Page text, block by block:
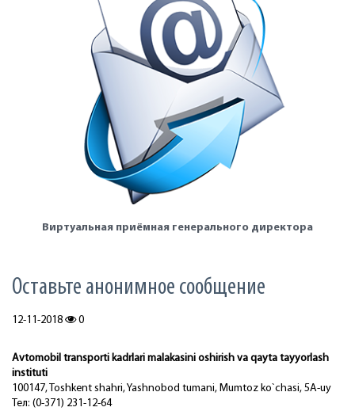
Виртуальная приёмная генерального директора
Оставьте анонимное сообщение
12-11-2018 0
Avtomobil transporti kadrlari malakasini oshirish va qayta tayyorlash
instituti
100147, Toshkent shahri, Yashnobod tumani, Mumtoz ko`chasi, 5A-uy
Тел: (0-371) 231-12-64